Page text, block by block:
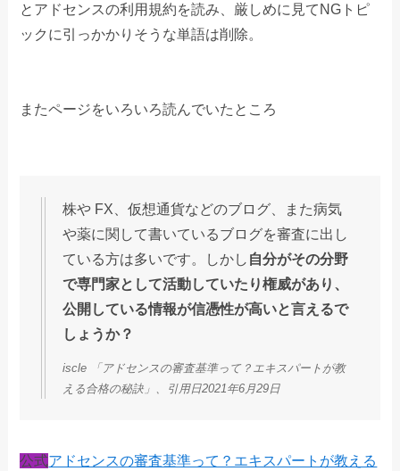
とアドセンスの利用規約を読み、厳しめに見てNGトピ
ックに引っかかりそうな単語は削除。
またページをいろいろ読んでいたところ
株や FX、仮想通貨などのブログ、また病気
や薬に関して書いているブログを審査に出し
ている方は多いです。しかし 自分がその分野
で専門家として活動していたり権威があり、
公開している情報が信憑性が高いと言えるで
しょうか？
iscle 「アドセンスの審査基準って？エキスパートが教
える合格の秘訣」、引用日2021年6月29日
公式アドセンスの審査基準って？エキスパートが教える